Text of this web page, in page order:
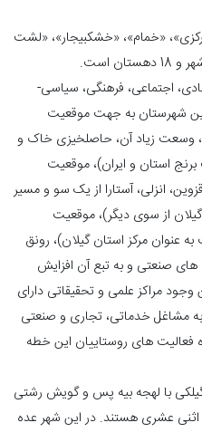
«خمام»، «خشکبیجار»، «لشت
است.
اجتماعی، فرهنگی، سیاسی-
شهرستان به جهت موقعیت
وسعت زیاد آن، حاصلخیزی خاک و
استان و ایران)، موقعیت
انزلی، آستارا از یک سو و مسیر
از سوی دیگر)، موقعیت
مرکز استان گیلان)، رونق
صنعتی و به تبع آن افزایش
مراکز علمی و تحقیقاتی دارای
مشاغل خدماتی، تجاری و صنعتی
فعالیت های روستاییان این خطه
با لهجه بیه پس و گویش رشتی
عشری هستند. در این شهر عده